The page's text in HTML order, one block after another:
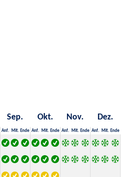
Sep. Okt. Nov. Dez.
Anf. Mit. Ende Anf. Mit. Ende Anf. Mit. Ende Anf. Mit. Ende